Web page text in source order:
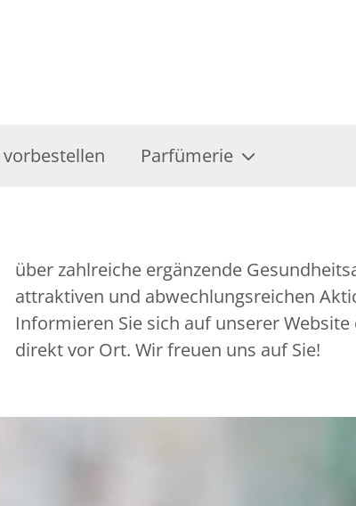
Parfümerie
attraktiven und abwechlungsreichen
Informieren Sie sich auf unserer Website
direkt vor Ort. Wir freuen uns auf Sie!